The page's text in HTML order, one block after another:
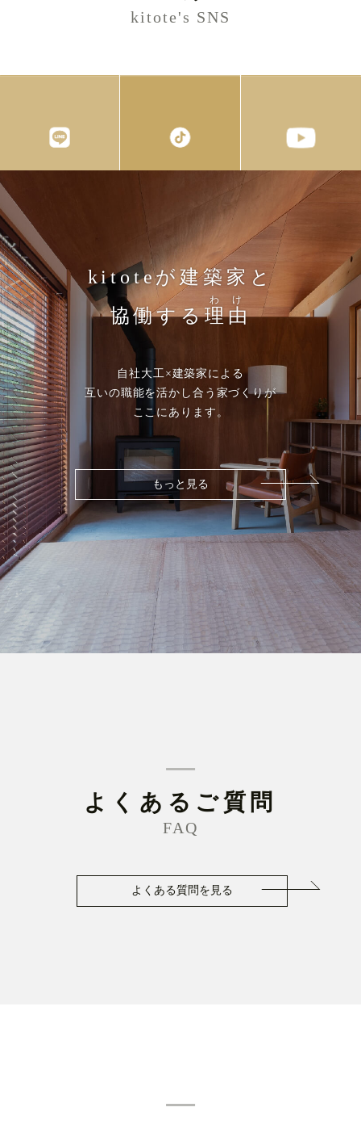
kitote's SNS
kitoteが建築家と
協働する理由
わけ
自社大工×建築家による
互いの職能を活かし合う家づくりが
ここにあります。
もっと見る
よくあるご質問
FAQ
よくある質問を見る